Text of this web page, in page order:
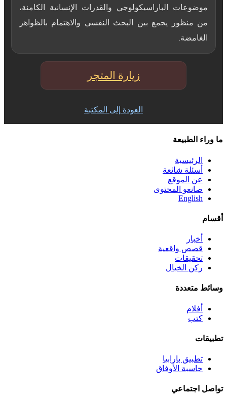
موضوعات الباراسيكولوجي والقدرات الإنسانية الكامنة،
من منظور يجمع بين البحث النفسي والاهتمام بالظواهر
الغامضة.
زيارة المتجر
العودة إلى المكتبة
ما وراء الطبيعة
الرئيسية
أسئلة شائعة
عن الموقع
صانعو المحتوى
English
أقسام
أخبار
قصص واقعية
تحقيقات
ركن الخيال
وسائط متعددة
أفلام
كتب
تطبيقات
تطبيق بارابيا
حاسبة الأوفاق
تواصل اجتماعي